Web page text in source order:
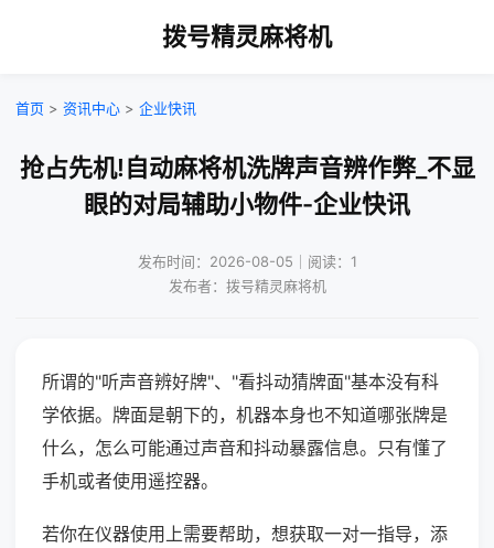
拨号精灵麻将机
首页 > 资讯中心 > 企业快讯
抢占先机!自动麻将机洗牌声音辨作弊_不显
眼的对局辅助小物件-企业快讯
发布时间：2026-08-05｜阅读：1
发布者：拨号精灵麻将机
所谓的"听声音辨好牌"、"看抖动猜牌面"基本没有科
学依据。牌面是朝下的，机器本身也不知道哪张牌是
什么，怎么可能通过声音和抖动暴露信息。只有懂了
手机或者使用遥控器。
若你在仪器使用上需要帮助，想获取一对一指导，添